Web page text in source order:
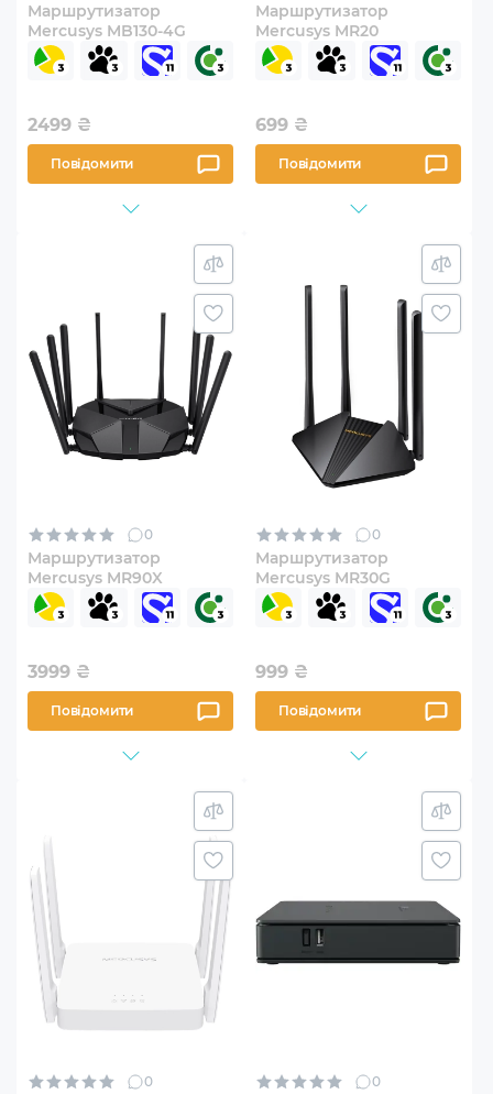
Маршрутизатор
Mercusys MB130-4G
2499 ₴
Повідомити
Маршрутизатор
Mercusys MR20
699 ₴
Повідомити
0
Маршрутизатор
Mercusys MR90X
3999 ₴
Повідомити
0
Маршрутизатор
Mercusys MR30G
999 ₴
Повідомити
0 0